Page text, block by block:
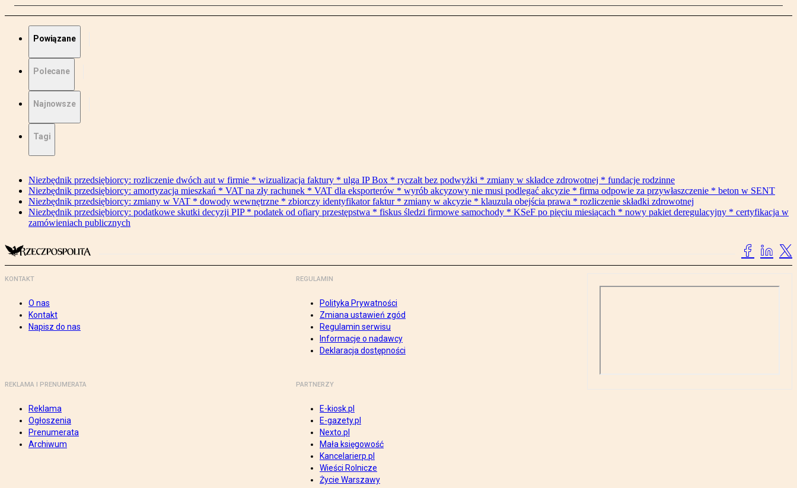
Powiązane
Polecane
Najnowsze
Tagi
Niezbędnik przedsiębiorcy: rozliczenie dwóch aut w firmie * wizualizacja faktury * ulga IP Box * ryczałt bez podwyżki * zmiany w składce zdrowotnej * fundacje rodzinne
Niezbędnik przedsiębiorcy: amortyzacja mieszkań * VAT na zły rachunek * VAT dla eksporterów * wyrób akcyzowy nie musi podlegać akcyzie * firma odpowie za przywłaszczenie * beton w SENT
Niezbędnik przedsiębiorcy: zmiany w VAT * dowody wewnętrzne * zbiorczy identyfikator faktur * zmiany w akcyzie * klauzula obejścia prawa * rozliczenie składki zdrowotnej
Niezbędnik przedsiębiorcy: podatkowe skutki decyzji PIP * podatek od ofiary przestępstwa * fiskus śledzi firmowe samochody * KSeF po pięciu miesiącach * nowy pakiet deregulacyjny * certyfikacja w
zamówieniach publicznych
KONTAKT
O nas
Kontakt
Napisz do nas
REGULAMIN
Polityka Prywatności
Zmiana ustawień zgód
Regulamin serwisu
Informacje o nadawcy
Deklaracja dostępności
REKLAMA I PRENUMERATA
Reklama
Ogłoszenia
Prenumerata
Archiwum
PARTNERZY
E-kiosk.pl
E-gazety.pl
Nexto.pl
Mała księgowość
Kancelarierp.pl
Wieści Rolnicze
Życie Warszawy